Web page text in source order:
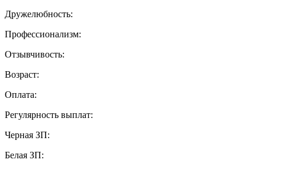
Дружелюбность:
Профессионализм:
Отзывчивость:
Возраст:
Оплата:
Регулярность выплат:
Черная ЗП:
Белая ЗП: